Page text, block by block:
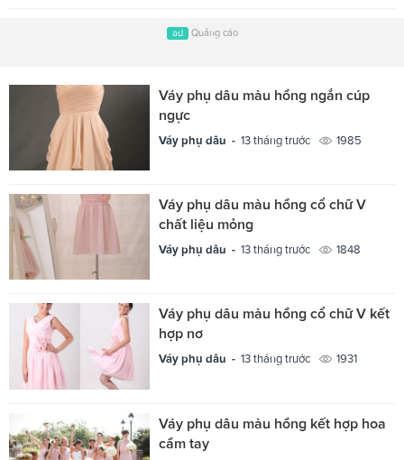
ad Quảng cáo
Váy phụ dâu màu hồng ngắn cúp
ngực
Váy phụ dâu - 13 tháng trước 1985
Váy phụ dâu màu hồng cổ chữ V
chất liệu mỏng
Váy phụ dâu - 13 tháng trước 1848
Váy phụ dâu màu hồng cổ chữ V kết
hợp nơ
Váy phụ dâu - 13 tháng trước 1931
Váy phụ dâu màu hồng kết hợp hoa
cầm tay